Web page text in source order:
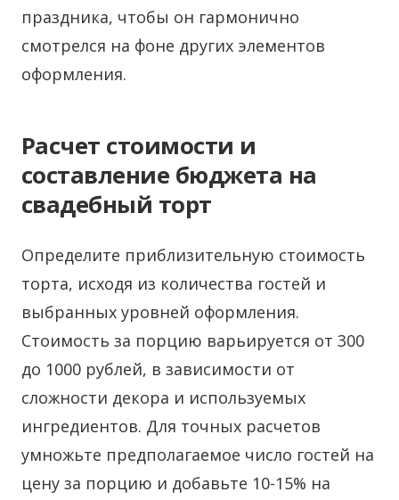
праздника, чтобы он гармонично
смотрелся на фоне других элементов
оформления.
Расчет стоимости и
составление бюджета на
свадебный торт
Определите приблизительную стоимость
торта, исходя из количества гостей и
выбранных уровней оформления.
Стоимость за порцию варьируется от 300
до 1000 рублей, в зависимости от
сложности декора и используемых
ингредиентов. Для точных расчетов
умножьте предполагаемое число гостей на
цену за порцию и добавьте 10-15% на